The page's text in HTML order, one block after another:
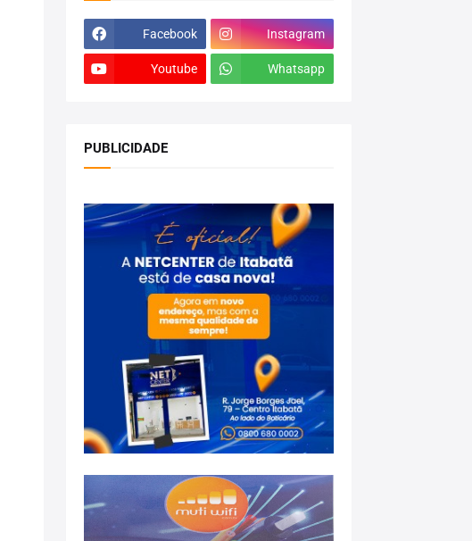
Facebook Instagram
Youtube Whatsapp
PUBLICIDADE